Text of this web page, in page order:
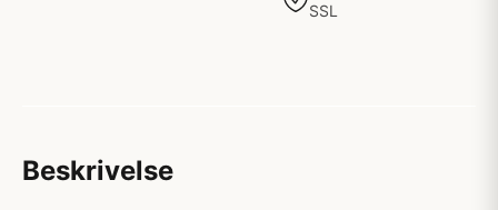
SSL
Beskrivelse